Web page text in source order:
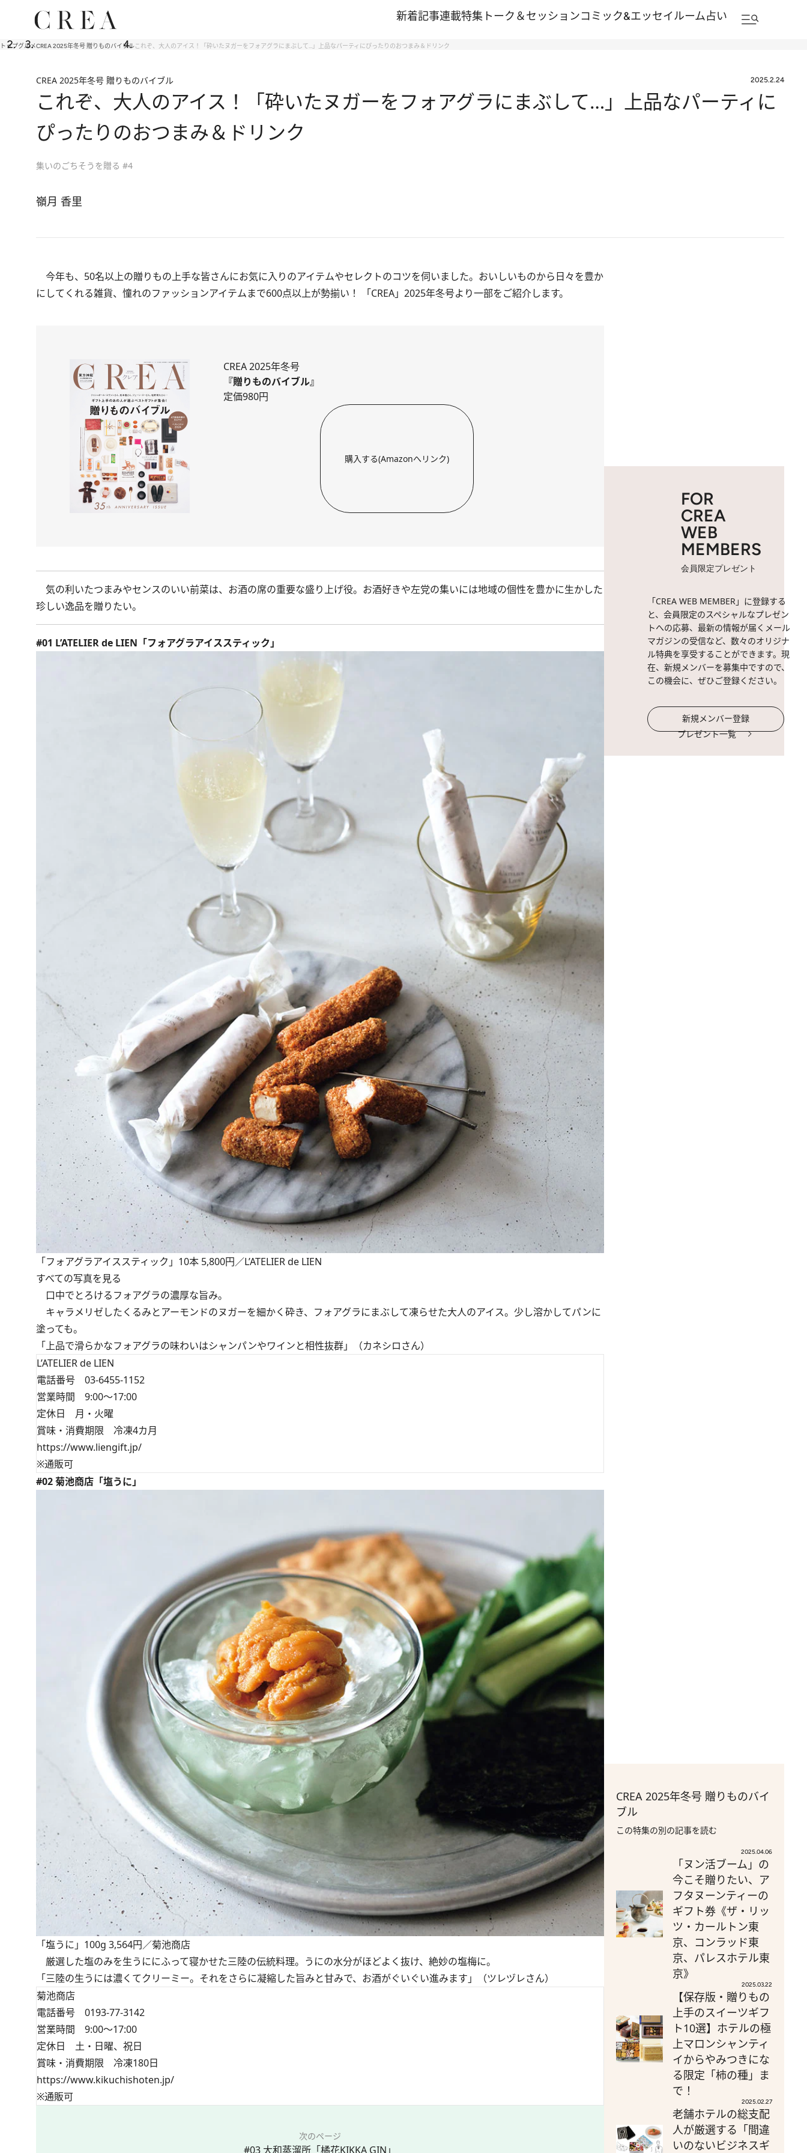
新着記事連載特集 トーク＆セッションコミック&エッセイルーム占い
トップグルメCREA 2025年冬号 贈りものバイブルこれぞ、大人のアイス！「砕いたヌガーをフォアグラにまぶして…」上品なパーティにぴったりのおつまみ＆ドリンク
CREA 2025年冬号 贈りものバイブル 2025.2.24
これぞ、大人のアイス！「砕いたヌガーをフォアグラにまぶして…」上品なパーティに
ぴったりのおつまみ＆ドリンク
集いのごちそうを贈る #4
嶺月 香里
今年も、50名以上の贈りもの上手な皆さんにお気に入りのアイテムやセレクトのコツを伺いました。おいしいものから日々を豊か
にしてくれる雑貨、憧れのファッションアイテムまで600点以上が勢揃い！
「CREA」2025年冬号より一部をご紹介します。
CREA 2025年冬号
『贈りものバイブル』
定価980円
購入する(Amazonへリンク)
気の利いたつまみやセンスのいい前菜は、お酒の席の重要な盛り上げ役。お酒好きや左党の集いには地域の個性を豊かに生かした
珍しい逸品を贈りたい。
#01 L’ATELIER de LIEN「フォアグラアイススティック」
「フォアグラアイススティック」10本 5,800円／L’ATELIER de LIEN
すべての写真を見る
口中でとろけるフォアグラの濃厚な旨み。
キャラメリゼしたくるみとアーモンドのヌガーを細かく砕き、フォアグラにまぶして凍らせた大人のアイス。少し溶かしてパンに
塗っても。
「上品で滑らかなフォアグラの味わいはシャンパンやワインと相性抜群」（カネシロさん）
L’ATELIER de LIEN
電話番号 03-6455-1152
営業時間 9:00～17:00
定休日 月・火曜
賞味・消費期限 冷凍4カ月
https://www.liengift.jp/
※通販可
#02 菊池商店「塩うに」
「塩うに」100g 3,564円／菊池商店
厳選した塩のみを生うににふって寝かせた三陸の伝統料理。うにの水分がほどよく抜け、絶妙の塩梅に。
「三陸の生うには濃くてクリーミー。それをさらに凝縮した旨みと甘みで、お酒がぐいぐい進みます」（ツレヅレさん）
菊池商店
電話番号 0193-77-3142
営業時間 9:00～17:00
定休日 土・日曜、祝日
賞味・消費期限 冷凍180日
https://www.kikuchishoten.jp/
※通販可
次のページ
#03 大和蒸溜所「橘花KIKKA GIN」
FOR
CREA
WEB
MEMBERS
会員限定プレゼント
「CREA WEB MEMBER」に登録する
と、会員限定のスペシャルなプレゼン
トへの応募、最新の情報が届くメール
マガジンの受信など、数々のオリジナ
ル特典を享受することができます。現
在、新規メンバーを募集中ですので、
この機会に、ぜひご登録ください。
新規メンバー登録
プレゼント一覧
CREA 2025年冬号 贈りものバイ
ブル
この特集の別の記事を読む
2025.04.06
「ヌン活ブーム」の
今こそ贈りたい、ア
フタヌーンティーの
ギフト券《ザ・リッ
ツ・カールトン東
京、コンラッド東
京、パレスホテル東
京》
2025.03.22
【保存版・贈りもの
上手のスイーツギフ
ト10選】ホテルの極
上マロンシャンティ
イからやみつきにな
る限定「柿の種」ま
で！
2025.02.27
老舗ホテルの総支配
人が厳選する「間違
いのないビジネスギ